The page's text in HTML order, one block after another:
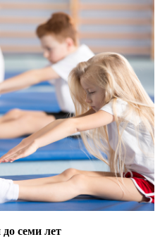
семи лет